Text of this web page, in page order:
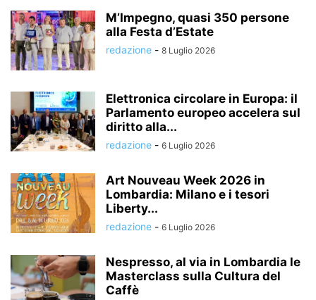
M’Impegno, quasi 350 persone
alla Festa d’Estate
redazione - 8 Luglio 2026
Elettronica circolare in Europa: il
Parlamento europeo accelera sul
diritto alla...
redazione - 6 Luglio 2026
Art Nouveau Week 2026 in
Lombardia: Milano e i tesori
Liberty...
redazione - 6 Luglio 2026
Nespresso, al via in Lombardia le
Masterclass sulla Cultura del
Caffè